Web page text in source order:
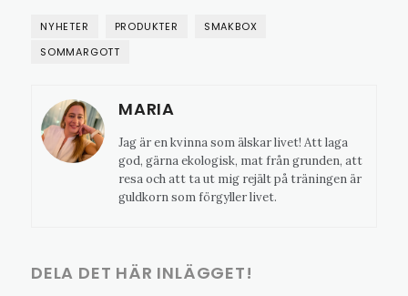
NYHETER PRODUKTER
SMAKBOX
SOMMARGOTT
MARIA
Jag är en kvinna som älskar livet! Att laga
god, gärna ekologisk, mat från grunden, att
resa och att ta ut mig rejält på träningen är
guldkorn som förgyller livet.
DELA DET HÄR INLÄGGET!